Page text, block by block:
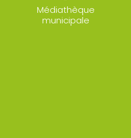
Médiathèque
municipale